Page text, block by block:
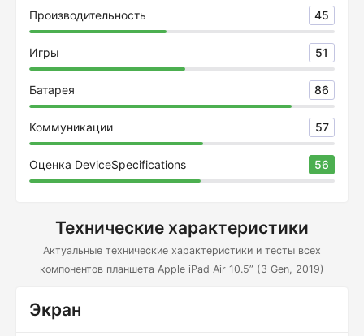
Производительность 45
Игры 51
Батарея 86
Коммуникации 57
Оценка DeviceSpecifications 56
Технические характеристики
Актуальные технические характеристики и тесты всех
компонентов планшета Apple iPad Air 10.5” (3 Gen, 2019)
Экран